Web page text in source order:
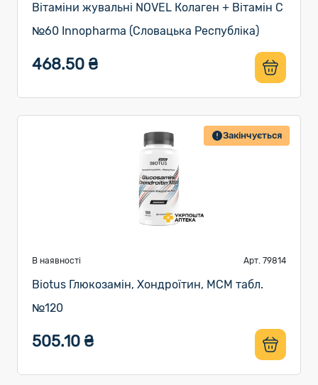
Вітаміни жувальні NOVEL Колаген + Вітамін С
№60 Innopharma (Словацька Республіка)
468.50 ₴
Закінчується
В наявності Арт. 79814
Biotus Глюкозамін, Хондроїтин, МСМ табл.
№120
505.10 ₴